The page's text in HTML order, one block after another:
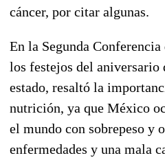
cáncer, por citar algunas.
En la Segunda
los festejos del aniversario
estado, resaltó la
nutrición, ya que México
el mundo con sobrepeso y
enfermedades y una mala